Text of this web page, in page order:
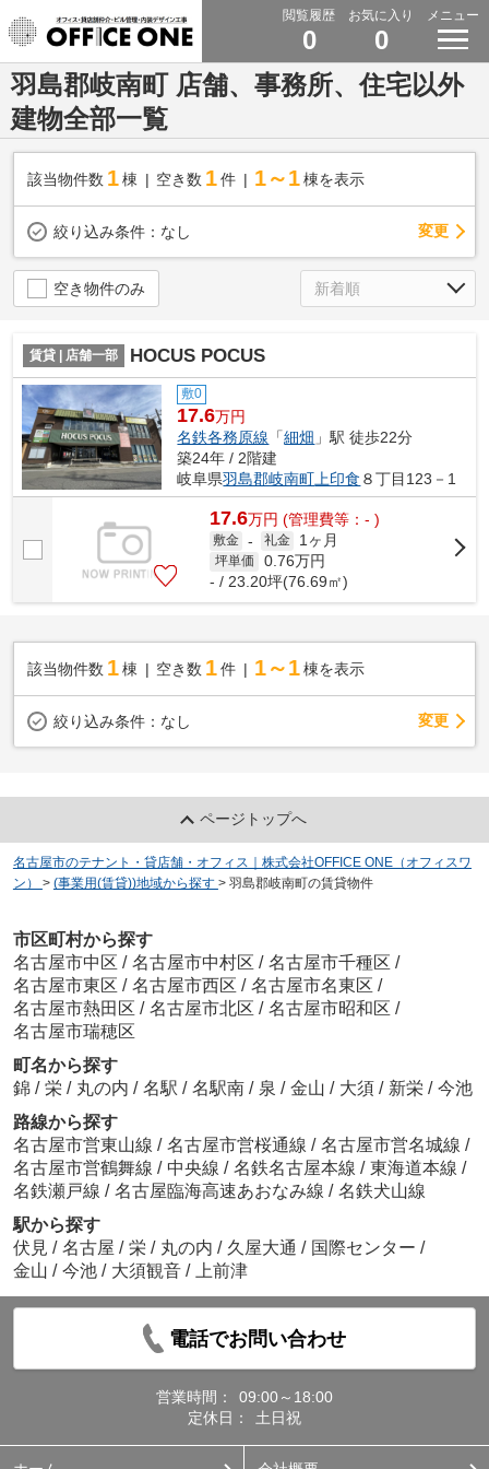
閲覧履歴
0
お気に入り
0
メニュー
羽島郡岐南町 店舗、事務所、住宅以外
建物全部一覧
該当物件数 1棟 空き数 1 件 1～1 棟を表示
絞り込み条件： なし 変更
空き物件のみ
賃貸 | 店舗一部 HOCUS POCUS
敷0
17.6万円
名鉄各務原線 「細畑 」駅 徒歩22分
築24年 / 2階建
岐阜県羽島郡岐南町上印食 ８丁目123－1
17.6万円 (管理費等：- )
敷金 - 礼金 1ヶ月
坪単価 0.76万円
- / 23.20坪(76.69㎡)
該当物件数 1棟 空き数 1 件 1～1 棟を表示
絞り込み条件： なし 変更
ページトップへ
名古屋市のテナント・貸店舗・オフィス｜株式会社OFFICE ONE（オフィスワ
ン）
> (事業用(賃貸))地域から探す > 羽島郡岐南町の賃貸物件
市区町村から探す
名古屋市中区 / 名古屋市中村区 / 名古屋市千種区 /
名古屋市東区 / 名古屋市西区 / 名古屋市名東区 /
名古屋市熱田区 / 名古屋市北区 / 名古屋市昭和区 /
名古屋市瑞穂区
町名から探す
錦 / 栄 / 丸の内 / 名駅 / 名駅南 / 泉 / 金山 / 大須 / 新栄 / 今池
路線から探す
名古屋市営東山線 / 名古屋市営桜通線 / 名古屋市営名城線 /
名古屋市営鶴舞線 / 中央線 / 名鉄名古屋本線 / 東海道本線 /
名鉄瀬戸線 / 名古屋臨海高速あおなみ線 / 名鉄犬山線
駅から探す
伏見 / 名古屋 / 栄 / 丸の内 / 久屋大通 / 国際センター /
金山 / 今池 / 大須観音 / 上前津
電話でお問い合わせ
営業時間：
09:00～18:00
定休日：
土日祝